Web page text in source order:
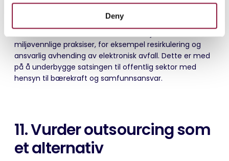
Deny
Ta hensyn til miljøpåvirkningen knyttet til
livssyklusstyringen av enheter.
miljøvennlige praksiser, for eksempel resirkulering og
ansvarlig avhending av elektronisk avfall. Dette er med
på å underbygge satsingen til offentlig sektor med
hensyn til bærekraft og samfunnsansvar.
11. Vurderoutsourcingsom
et alternativ